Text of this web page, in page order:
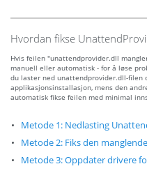
Hvordan fikse
Hvis feilen "unattendprovider.dll
manuell eller automatisk - for å løse
du laster ned unattendprovider.dll-filen
applikasjonsinstallasjon, mens den
automatisk fikse feilen med minimal
Metode 1: Nedlasting
Metode 2: Fiks den
Metode 3: Oppdater drivere